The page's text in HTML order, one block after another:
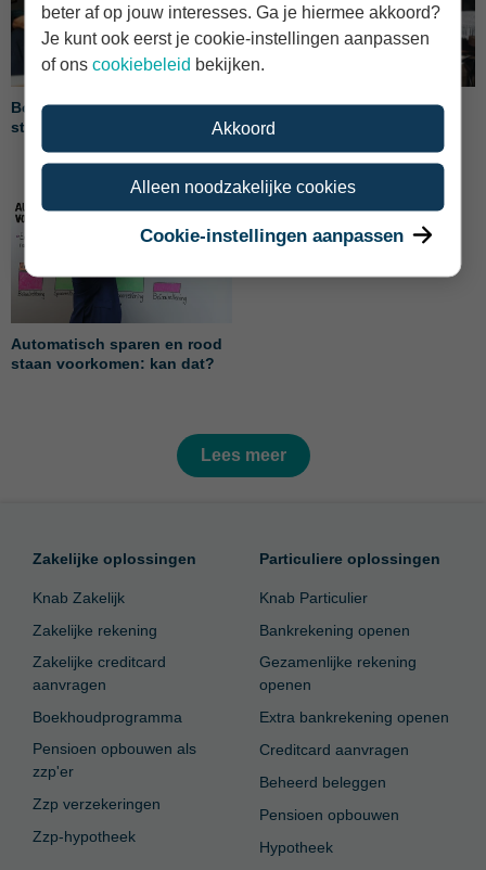
Boekhouding zzp voor
starters: hoe begin je?
Belastingaangifte zzp: hoe
doe je dat?
Automatisch sparen en rood
staan voorkomen: kan dat?
Lees meer
Zakelijke oplossingen
Knab Zakelijk
Zakelijke rekening
Zakelijke creditcard
aanvragen
Boekhoudprogramma
Pensioen opbouwen als
zzp'er
Zzp verzekeringen
Zzp-hypotheek
Particuliere oplossingen
Knab Particulier
Bankrekening openen
Gezamenlijke rekening
openen
Extra bankrekening openen
Creditcard aanvragen
Beheerd beleggen
Pensioen opbouwen
Hypotheek
beter af op jouw interesses. Ga je hiermee akkoord?
Je kunt ook eerst je cookie-instellingen aanpassen
of onscookiebeleid bekijken.
Akkoord
Alleen noodzakelijke cookies
Cookie-instellingen aanpassen